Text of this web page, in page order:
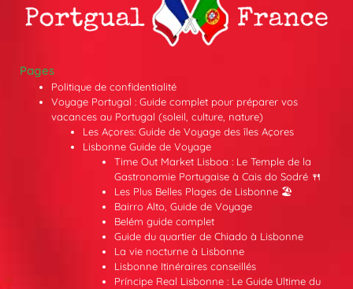
Pages
Politique de confidentialité
Voyage Portugal : Guide complet pour préparer vos
vacances au Portugal (soleil, culture, nature)
Les Açores: Guide de Voyage des îles Açores
Lisbonne Guide de Voyage
Time Out Market Lisboa : Le Temple de la
Gastronomie Portugaise à Cais do Sodré 🍴
Les Plus Belles Plages de Lisbonne 🏖️
Bairro Alto, Guide de Voyage
Belém guide complet
Guide du quartier de Chiado à Lisbonne
La vie nocturne à Lisbonne
Lisbonne Itinéraires conseillés
Príncipe Real Lisbonne : Le Guide Ultime du